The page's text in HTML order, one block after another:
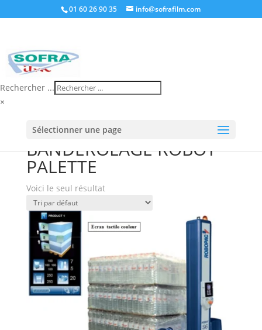
01 60 26 90 35 info@sofrafilm.com
Rechercher ...
×
Sélectionner une page
“BANDEROLAGE ROBOT PALETTE”
BANDEROLAGE ROBOT
PALETTE
Voici le seul résultat